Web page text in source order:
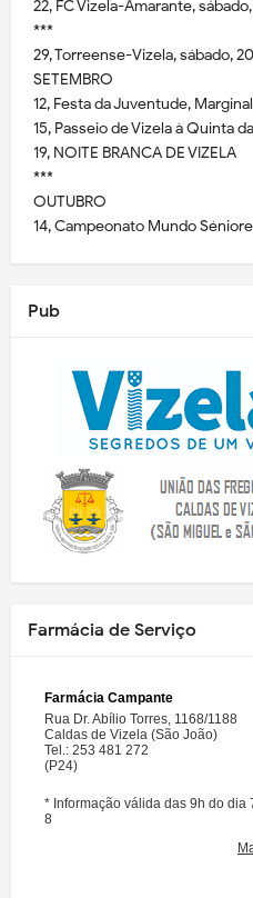
22, FC Vizela-Amarante,
***
29, Torreense-Vizela, sábado,
SETEMBRO
12, Festa da Juventude,
15, Passeio de Vizela à Quinta
19, NOITE BRANCA DE VIZELA
***
OUTUBRO
14, Campeonato Mundo
Pub
Farmácia de Serviço